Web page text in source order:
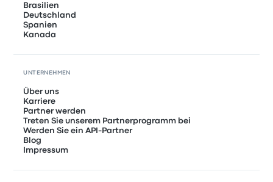
Brasilien
Deutschland
Spanien
Kanada
UNTERNEHMEN
Über uns
Karriere
Partner werden
Treten Sie unserem Partnerprogramm bei
Werden Sie ein API-Partner
Blog
Impressum